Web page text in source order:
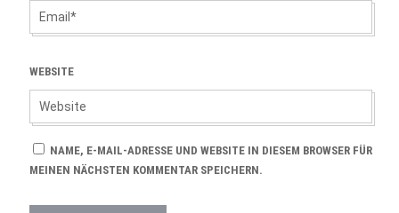
WEBSITE
NAME, E-MAIL-ADRESSE UND WEBSITE IN DIESEM BROWSER FÜR
MEINEN NÄCHSTEN KOMMENTAR SPEICHERN.